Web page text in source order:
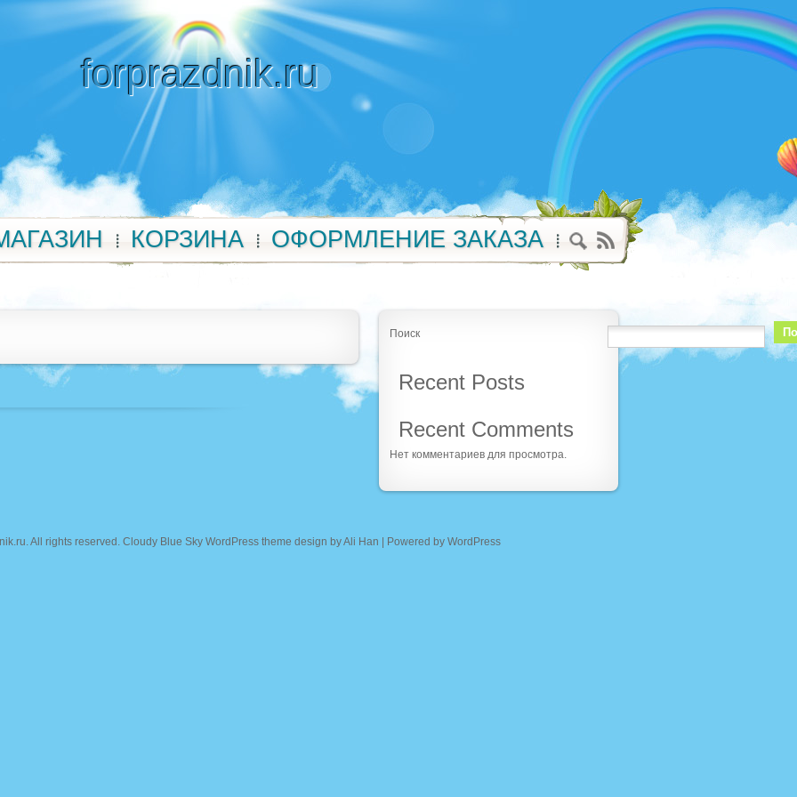
forprazdnik.ru
КОРЗИНА ОФОРМЛЕНИЕ ЗАКАЗА
Поиск
Recent Posts
Recent Comments
Нет комментариев для просмотра.
. All rights reserved. Cloudy Blue Sky WordPress theme design byAli Han | Powered by WordPress